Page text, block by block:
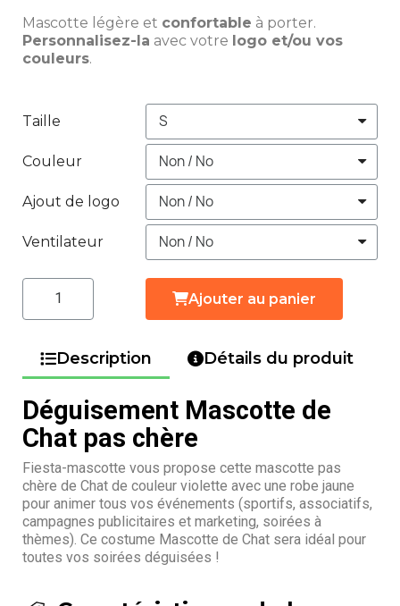
Mascotte légère et confortable à porter.
Personnalisez-la avec votre logo et/ou vos
couleurs.
Taille
Couleur
Ajout de logo
Ventilateur
Ajouter au panier
Description Détails du produit
Déguisement Mascotte de
Chat pas chère
Fiesta-mascotte vous propose cette mascotte pas
chère de Chat de couleur violette avec une robe jaune
pour animer tous vos événements (sportifs, associatifs,
campagnes publicitaires et marketing, soirées à
thèmes). Ce costume Mascotte de Chat sera idéal pour
toutes vos soirées déguisées !